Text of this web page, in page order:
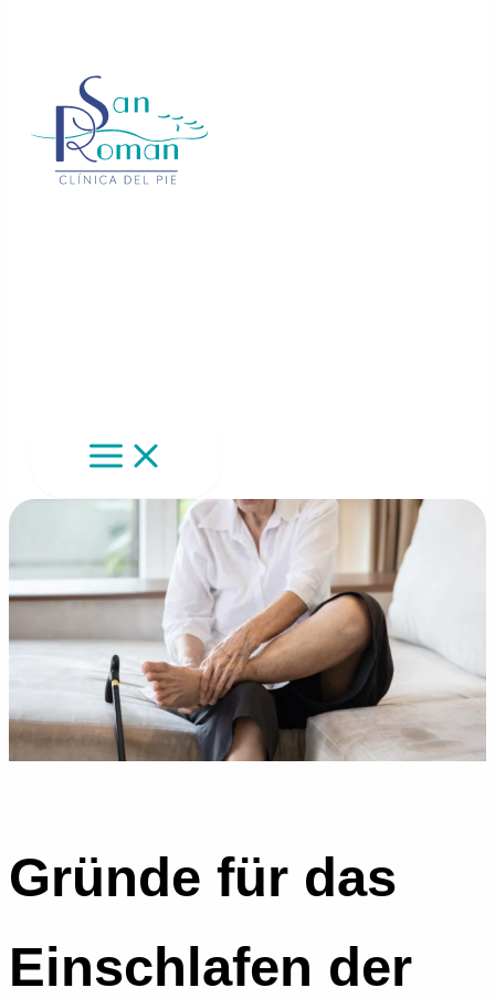
Gründe für das
Einschlafen der